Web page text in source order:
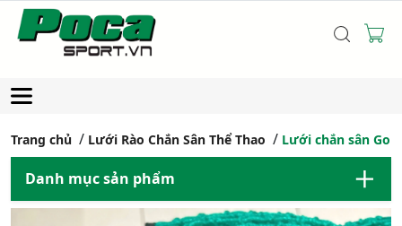
Trang chủ Lưới Rào Chắn Sân Thể Thao Lưới chắn sân Golf
Danh mục sản phẩm